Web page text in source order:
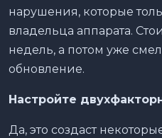
нарушения, которые
владельца аппарата.
недель, а потом уже
обновление.
Настройте
Да, это создаст